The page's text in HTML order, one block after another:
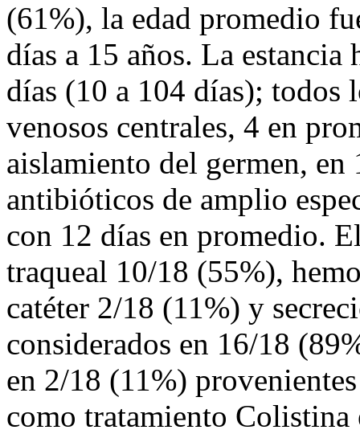
(61%), la edad promedio
días a 15 años. La
días (10 a 104 días); todos
venosos centrales, 4 en
aislamiento del germen,
antibióticos de amplio
con 12 días en promedio.
traqueal 10/18 (55%),
catéter 2/18 (11%) y
considerados en 16/18
en 2/18 (11%)
como tratamiento